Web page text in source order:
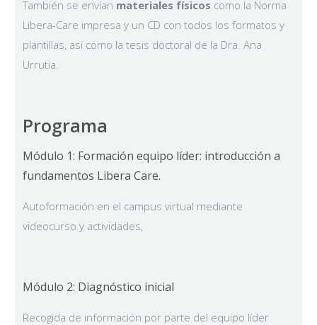
También se envían materiales físicos como la Norma
Libera-Care impresa y un CD con todos los formatos y
plantillas, así como la tesis doctoral de la Dra. Ana
Urrutia.
Programa
Módulo 1: Formación equipo líder: introducción a
fundamentos Libera Care.
Autoformación en el campus virtual mediante
videocurso y actividades,
Módulo 2: Diagnóstico inicial
Recogida de información por parte del equipo líder